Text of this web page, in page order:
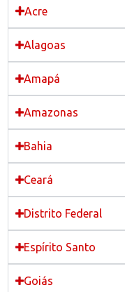
Acre
Alagoas
Amapá
Amazonas
Bahia
Ceará
Distrito Federal
Espírito Santo
Goiás